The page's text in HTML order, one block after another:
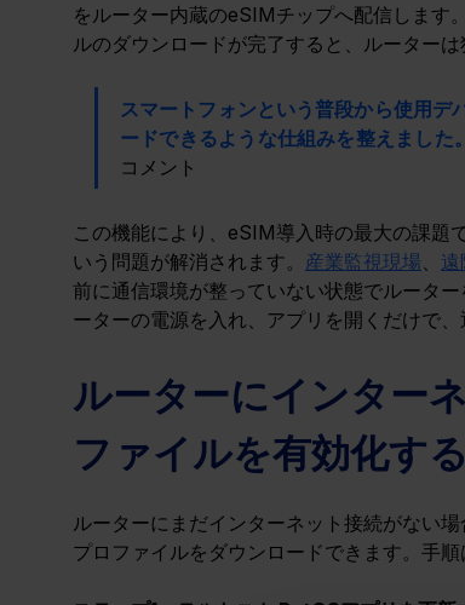
をルーター内蔵のeSIMチップへ配信します
ルのダウンロードが完了すると、ルーター
スマートフォンという普段から使用デ
ードできるような仕組みを整えました。
コメント
この機能により、eSIM導入時の最大の課題
いう問題が解消されます。 産業監視現場
前に通信環境が整っていない状態でルータ
ーターの電源を入れ、アプリを開くだけで
ルーターにインター
ファイルを有効化す
ルーターにまだインターネット接続がない
プロファイルをダウンロードできます。手順